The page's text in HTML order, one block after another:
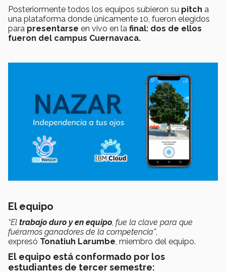
Posteriormente todos los equipos subieron su pitch a
una plataforma donde únicamente 10, fueron elegidos
para presentarse en vivo en la final: dos de ellos
fueron del campus Cuernavaca.
El equipo
“El trabajo duro y en equipo , fue la clave para que
fuéramos ganadores de la competencia”,
expresó Tonatiuh Larumbe , miembro del equipo.
El equipo está conformado por los
estudiantes de tercer semestre: